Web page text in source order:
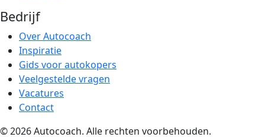
Bedrijf
Over Autocoach
Inspiratie
Gids voor autokopers
Veelgestelde vragen
Vacatures
Contact
© 2026 Autocoach. Alle rechten voorbehouden.